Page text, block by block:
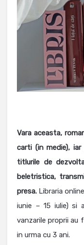
Vara aceasta,
carti (in medie),
titlurile de
beletristica,
presa. Libraria
iunie – 15 iulie) si
vanzarile proprii au
in urma cu 3 ani.